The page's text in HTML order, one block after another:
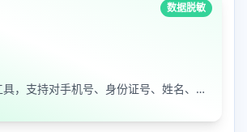
数据脱敏
在线数据脱敏工具，支持对手机号、身份证号、姓名、邮箱等敏感数据进行批量脱敏处理，保护隐私安全